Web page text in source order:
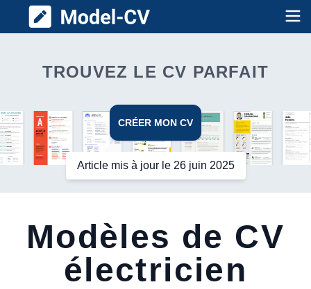
Model CV
TROUVEZ LE CV PARFAIT
CRÉER MON CV
Article mis à jour le 26 juin 2025
Modèles de CV
électricien